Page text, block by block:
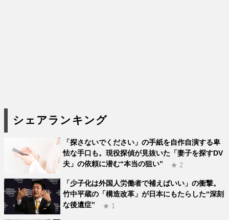
シェアランキング
「探さないでください」の手紙を自作自演する卑
怯な手口も。現役探偵が見抜いた「妻子を探すDV
夫」の依頼に潜む“本当の狙い”
★ 2
「少子化は外国人労働者で補えばいい」の衝撃。
竹中平蔵の「構造改革」が日本にもたらした“深刻
な後遺症”
★ 1